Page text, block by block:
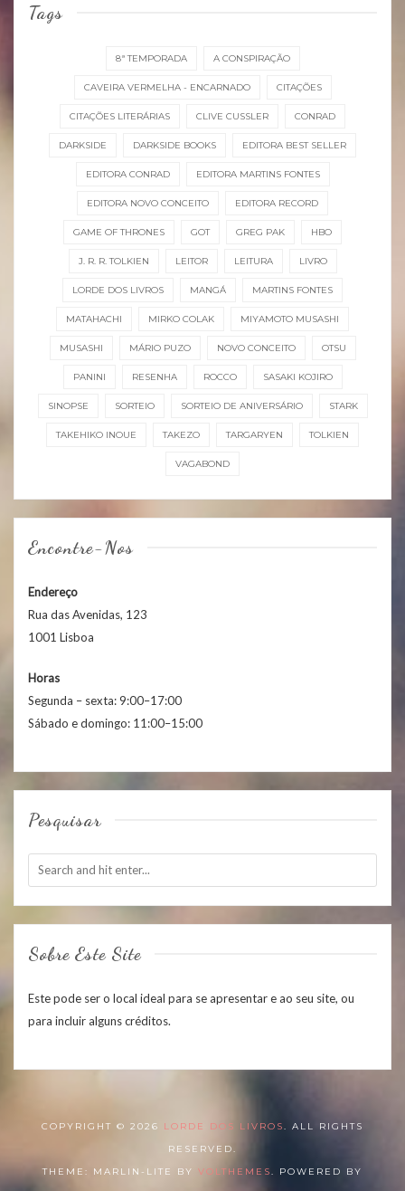
Tags
8ª TEMPORADA A CONSPIRAÇÃO
CAVEIRA VERMELHA - ENCARNADO CITAÇÕES
CITAÇÕES LITERÁRIAS CLIVE CUSSLER CONRAD
DARKSIDE DARKSIDE BOOKS EDITORA BEST SELLER
EDITORA CONRAD EDITORA MARTINS FONTES
EDITORA NOVO CONCEITO EDITORA RECORD
GAME OF THRONES GOT GREG PAK HBO
J. R. R. TOLKIEN LEITOR LEITURA LIVRO
LORDE DOS LIVROS MANGÁ MARTINS FONTES
MATAHACHI MIRKO COLAK MIYAMOTO MUSASHI
MUSASHI MÁRIO PUZO NOVO CONCEITO OTSU
PANINI RESENHA ROCCO SASAKI KOJIRO
SINOPSE SORTEIO SORTEIO DE ANIVERSÁRIO STARK
TAKEHIKO INOUE TAKEZO TARGARYEN TOLKIEN
VAGABOND
Encontre-Nos
Endereço
Rua das Avenidas, 123
1001 Lisboa
Horas
Segunda – sexta: 9:00–17:00
Sábado e domingo: 11:00–15:00
Pesquisar
Sobre Este Site
Este pode ser o local ideal para se apresentar e ao seu site, ou
para incluir alguns créditos.
COPYRIGHT © 2026 LORDE DOS LIVROS. ALL RIGHTS
RESERVED.
THEME: MARLIN-LITE BY VOLTHEMES. POWERED BY